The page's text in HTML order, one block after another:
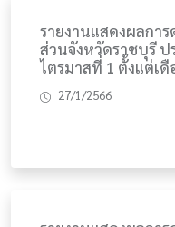
รายงานแสดงผลกา
ส่วนจังหวัดราชบุรี
ไตรมาสที่ 1 ตั้งแต่เ
27/1/2566